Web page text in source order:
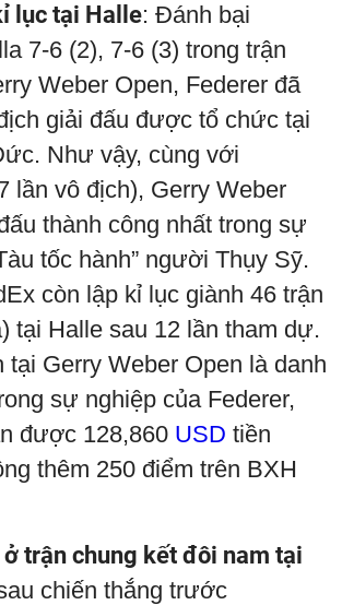
lục tại Halle: Đánh bại
7-6 (2), 7-6 (3) trong trận
Weber Open, Federer đã
giải đấu được tổ chức tại
Như vậy, cùng với
lần vô địch), Gerry Weber
thành công nhất trong sự
tốc hành” người Thụy Sỹ.
còn lập kỉ lục giành 46 trận
tại Halle sau 12 lần tham dự.
tại Gerry Weber Open là danh
sự nghiệp của Federer,
được 128,860 USD tiền
thêm 250 điểm trên BXH
trận chung kết đôi nam tại
chiến thắng trước